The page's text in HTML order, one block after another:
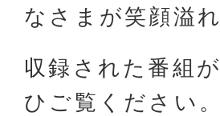
なさまが笑顔溢
収録された番組
ひご覧ください。